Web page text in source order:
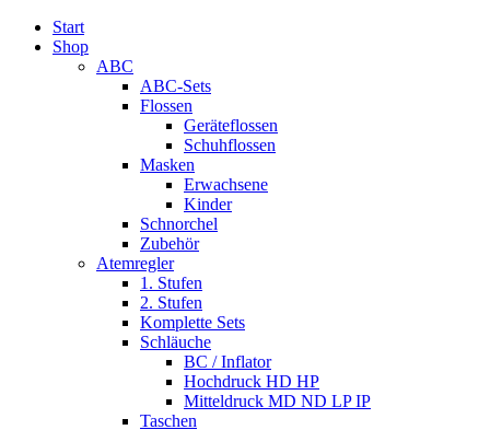
Start
Shop
ABC
ABC-Sets
Flossen
Geräteflossen
Schuhflossen
Masken
Erwachsene
Kinder
Schnorchel
Zubehör
Atemregler
1. Stufen
2. Stufen
Komplette Sets
Schläuche
BC / Inflator
Hochdruck HD HP
Mitteldruck MD ND LP IP
Taschen